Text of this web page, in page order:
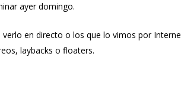
ayer domingo.
en directo o los que lo vimos por
laybacks o floaters.